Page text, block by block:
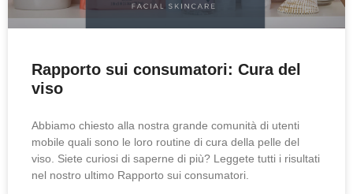
Rapporto sui consumatori: Cura del
viso
Abbiamo chiesto alla nostra grande comunità di utenti
mobile quali sono le loro routine di cura della pelle del
viso. Siete curiosi di saperne di più? Leggete tutti i risultati
nel nostro ultimo Rapporto sui consumatori.